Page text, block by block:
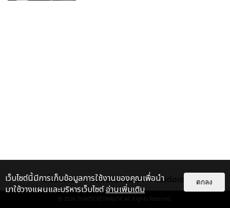
เกี่ยวกับเรา ติดต่อลงโฆษณา ติดต่อเรา
© 2026 THAITICKETMAJOR All Rights Reserved.
เว็บไซต์นี้มีการเก็บข้อมูลการใช้งานของคุณเพื่อนำ
มาใช้วางแผนและบริหารเว็บไซต์อ่านเพิ่มเติม
ตกลง